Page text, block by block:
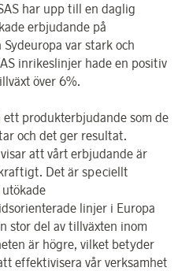
har upp till en daglig
erbjudande på
var stark och
inrikeslinjer hade en positiv
över 6%.
produkterbjudande som de
och det ger resultat.
att vårt erbjudande är
Det är speciellt
linjer i Europa
stor del av tillväxten inom
är högre, vilket betyder
effektivisera vår verksamhet